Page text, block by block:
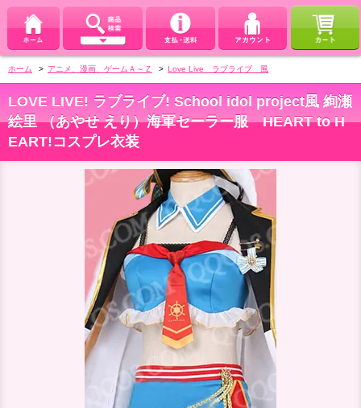
ホーム > アニメ、漫画、ゲームＡ～Ｚ > Love Live ラブライブ 風
LOVE LIVE! ラブライブ! School idol project風 絢瀬
絵里 （あやせ えり）海軍セーラー服 HEART to H
EART!コスプレ衣装